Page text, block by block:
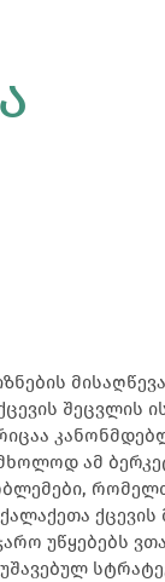
შეცვლის
ამ
უწყებებს